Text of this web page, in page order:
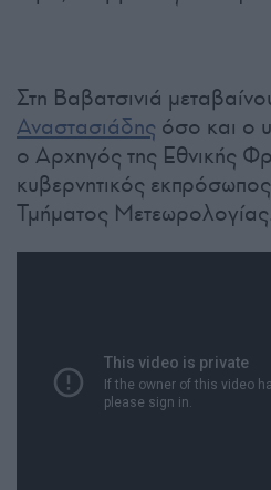
Στη Βαβατσινιά
Αναστασιάδης όσο και ο
ο Αρχηγός της Εθνικής
κυβερνητικός
Τμήματος Μετεωρολογίας.